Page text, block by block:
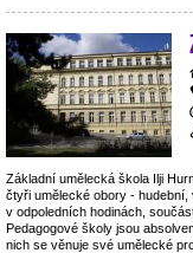
Základní umělecká škola Ilji
čtyři umělecké obory -
v odpoledních hodinách,
Pedagogové školy jsou
nich se věnuje své umělecké